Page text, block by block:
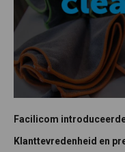
Facilicom
Klanttevredenheid en